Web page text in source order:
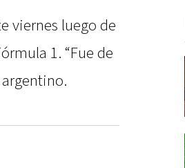
viernes luego de
1. “Fue de